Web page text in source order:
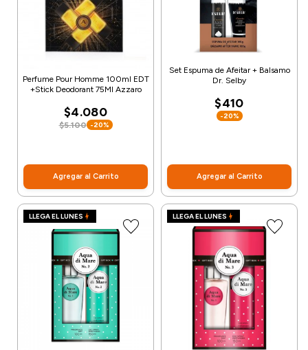
Perfume Pour Homme 100ml EDT
+Stick Deodorant 75Ml Azzaro
$4.080
$5.100 -20%
Agregar al Carrito
Set Espuma de Afeitar + Balsamo
Dr. Selby
$410
-20%
Agregar al Carrito
LLEGA EL LUNES LLEGA EL LUNES